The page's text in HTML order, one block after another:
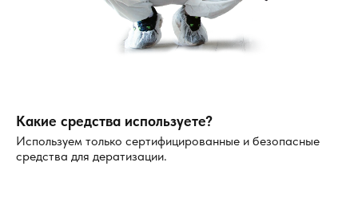
Какие средства используете?
Используем только сертифицированные и безопасные
средства для дератизации.